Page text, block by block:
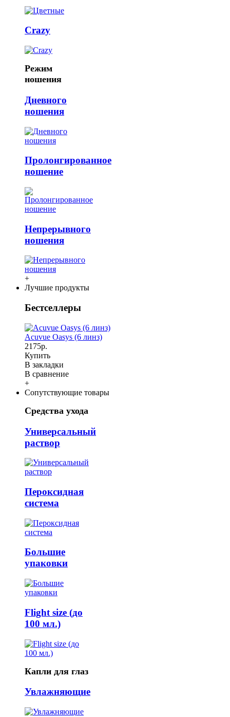
Crazy
Режим
ношения
Дневного
ношения
Пролонгированное
ношение
Непрерывного
ношения
+
Лучшие продукты
Бестселлеры
Acuvue Oasys (6 линз)
2175р.
Купить
В закладки
В сравнение
+
Сопутствующие товары
Средства ухода
Универсальный
раствор
Пероксидная
система
Большие
упаковки
Flight size (до
100 мл.)
Капли для глаз
Увлажняющие